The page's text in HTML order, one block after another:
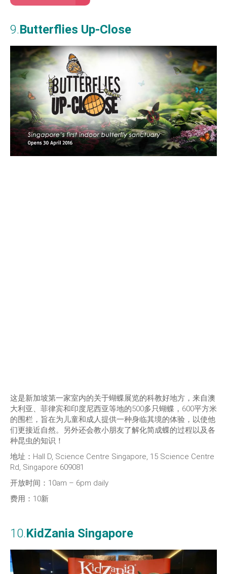
9.Butterflies Up-Close
这是新加坡第一家室内的关于蝴蝶展览的科教好地方，来自澳
大利亚、菲律宾和印度尼西亚等地的500多只蝴蝶，600平方米
的围栏，旨在为儿童和成人提供一种身临其境的体验，以使他
们更接近自然。另外还会教小朋友了解化简成蝶的过程以及各
种昆虫的知识！
地址：Hall D, Science Centre Singapore, 15 Science Centre
Rd, Singapore 609081
开放时间：10am – 6pm daily
费用：10新
10.KidZania Singapore